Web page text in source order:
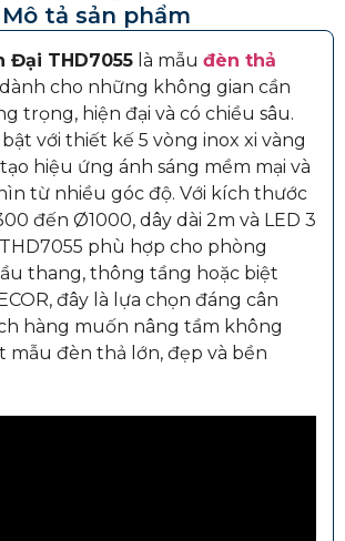
Mô tả sản phẩm
Đại THD7055 là mẫu đèn thả
cho những không gian cần
trọng, hiện đại và có chiều sâu.
với thiết kế 5 vòng inox xi vàng
hiệu ứng ánh sáng mềm mại và
từ nhiều góc độ. Với kích thước
đến Ø1000, dây dài 2m và LED 3
phù hợp cho phòng
thang, thông tầng hoặc biệt
đây là lựa chọn đáng cân
hàng muốn nâng tầm không
mẫu đèn thả lớn, đẹp và bền